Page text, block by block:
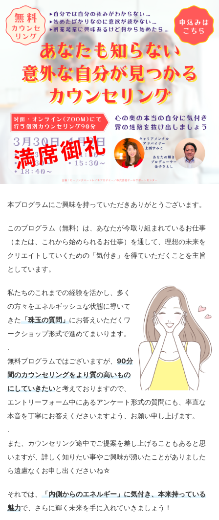
本プログラムにご興味を持っていただきありがとうございます。
このプログラム（無料）は、あなたが今取り組まれているお仕事
（または、これから始められるお仕事）を通して、理想の未来を
クリエイトしていくための「気付き」を得ていただくことを主旨
としています。
私たちのこれまでの経験を活かし、多く
の方々をエネルギッシュな状態に導いて
きた「珠玉の質問」にお答えいただくワ
ークショップ形式で進めてまいります。
.
無料プログラムではございますが、 90分
間のカウンセリングをより質の高いもの
にしていきたいと考えておりますので、
エントリーフォーム中にあるアンケート形式の質問にも、率直な
本音を丁寧にお答えくださいますよう、お願い申し上げます。
.
また、カウンセリング途中でご提案を差し上げることもあると思
いますが、詳しく知りたい事やご興味が湧いたことがありました
ら遠慮なくお申し出くださいね☆
それでは、 「内側からのエネルギー」に気付き、本来持っている
魅力で、さらに輝く未来を手に入れていきましょう！